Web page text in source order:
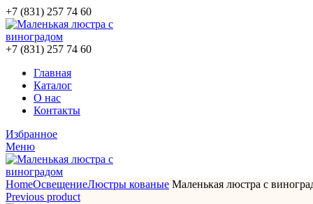
+7 (831) 257 74 60
+7 (831) 257 74 60
Главная
Каталог
О нас
Контакты
Избранное
Меню
HomeОсвещениеЛюстры кованые Маленькая люстра с
Previous product